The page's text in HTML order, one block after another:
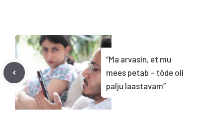
“Ma arvasin, et mu
mees petab – tõde oli
palju laastavam”